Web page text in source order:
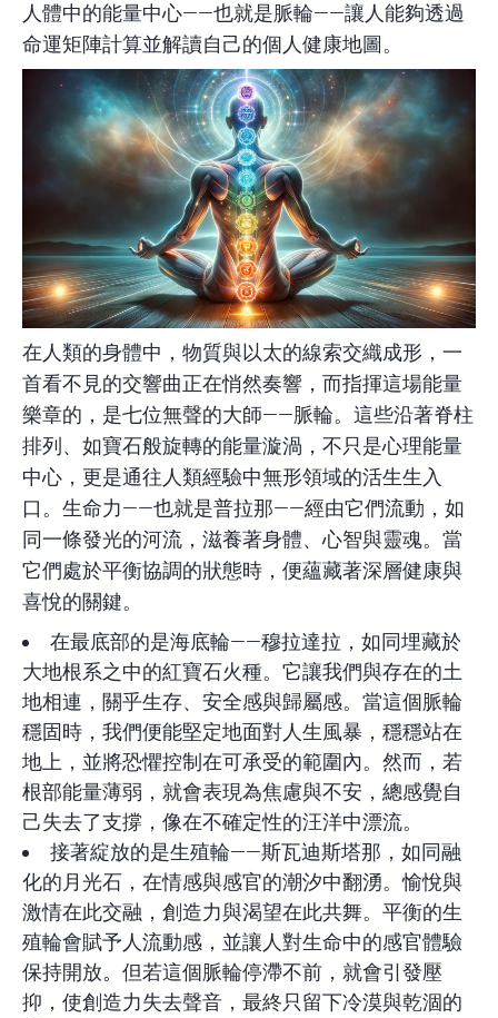
人體中的能量中心——也就是脈輪——讓人能夠透過
命運矩陣計算並解讀自己的個人健康地圖。
在人類的身體中，物質與以太的線索交織成形，一
首看不見的交響曲正在悄然奏響，而指揮這場能量
樂章的，是七位無聲的大師——脈輪。這些沿著脊柱
排列、如寶石般旋轉的能量漩渦，不只是心理能量
中心，更是通往人類經驗中無形領域的活生生入
口。生命力——也就是普拉那——經由它們流動，如
同一條發光的河流，滋養著身體、心智與靈魂。當
它們處於平衡協調的狀態時，便蘊藏著深層健康與
喜悅的關鍵。
在最底部的是海底輪——穆拉達拉，如同埋藏於
大地根系之中的紅寶石火種。它讓我們與存在的土
地相連，關乎生存、安全感與歸屬感。當這個脈輪
穩固時，我們便能堅定地面對人生風暴，穩穩站在
地上，並將恐懼控制在可承受的範圍內。然而，若
根部能量薄弱，就會表現為焦慮與不安，總感覺自
己失去了支撐，像在不確定性的汪洋中漂流。
接著綻放的是生殖輪——斯瓦迪斯塔那，如同融
化的月光石，在情感與感官的潮汐中翻湧。愉悅與
激情在此交融，創造力與渴望在此共舞。平衡的生
殖輪會賦予人流動感，並讓人對生命中的感官體驗
保持開放。但若這個脈輪停滯不前，就會引發壓
抑，使創造力失去聲音，最終只留下冷漠與乾涸的